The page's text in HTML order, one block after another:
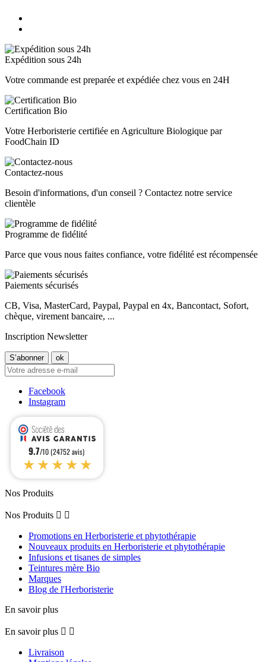
Expédition sous 24h
Votre commande est preparée et expédiée chez vous en 24H
Certification Bio
Votre Herboristerie certifiée en Agriculture Biologique par
FoodChain ID
Contactez-nous
Besoin d'informations, d'un conseil ? Contactez notre service
clientèle
Programme de fidélité
Parce que vous nous faites confiance, votre fidélité est récompensée
Paiements sécurisés
CB, Visa, MasterCard, Paypal, Paypal en 4x, Bancontact, Sofort,
chèque, virement bancaire, ...
Inscription Newsletter
Facebook
Instagram
9.7/10 (24752 avis)
★★★★★
Nos Produits
Nos Produits  
Promotions en Herboristerie et phytothérapie
Nouveaux produits en Herboristerie et phytothérapie
Infusions et tisanes de simples
Teintures mère Bio
Marques
Blog de l'Herboristerie
En savoir plus
En savoir plus  
Livraison